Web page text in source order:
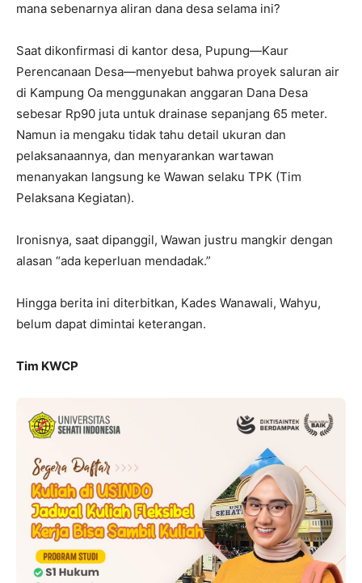
mana sebenarnya aliran dana desa selama ini?
Saat dikonfirmasi di kantor desa, Pupung—Kaur
Perencanaan Desa—menyebut bahwa proyek saluran air
di Kampung Oa menggunakan anggaran Dana Desa
sebesar Rp90 juta untuk drainase sepanjang 65 meter.
Namun ia mengaku tidak tahu detail ukuran dan
pelaksanaannya, dan menyarankan wartawan
menanyakan langsung ke Wawan selaku TPK (Tim
Pelaksana Kegiatan).
Ironisnya, saat dipanggil, Wawan justru mangkir dengan
alasan “ada keperluan mendadak.”
Hingga berita ini diterbitkan, Kades Wanawali, Wahyu,
belum dapat dimintai keterangan.
Tim KWCP